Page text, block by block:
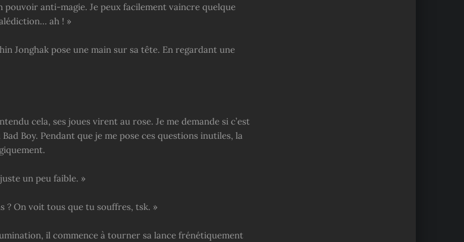
pouvoir anti-magie. Je peux facilement vaincre quelque
ah ! »
Jonghak pose une main sur sa tête. En regardant une
cela, ses joues virent au rose. Je me demande si c’est
Boy. Pendant que je me pose ces questions inutiles, la
un peu faible. »
? On voit tous que tu souffres, tsk. »
il commence à tourner sa lance frénétiquement